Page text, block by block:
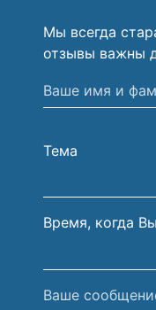
Мы всегда
отзывы важны
Ваше
имя
фамилия
Тема
Время, когда
Ваше